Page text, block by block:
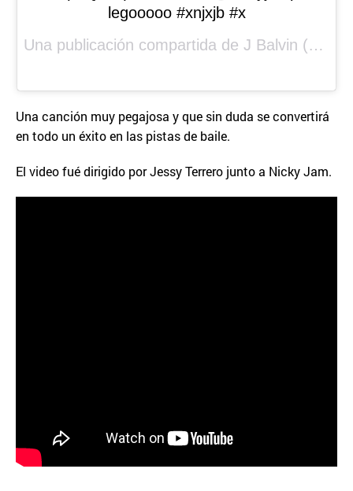
legooooo #xnjxjb #x
Una publicación compartida deJ Balvin (@jbalvin) el
Una canción muy pegajosa y que sin duda se convertirá
en todo un éxito en las pistas de baile.
El video fué dirigido por Jessy Terrero junto a Nicky Jam.